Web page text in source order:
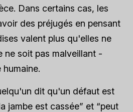
Dans certains cas, les
des préjugés en pensant
valent plus qu'elles ne
ne soit pas malveillant -
dit qu'un défaut est
jambe est cassée” et “peut